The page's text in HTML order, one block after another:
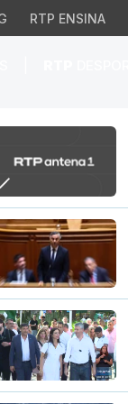
RTP ENSINA